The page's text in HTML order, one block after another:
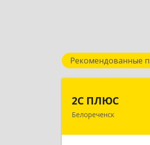
Рекомендованные
2С ПЛЮС
Белореченск352630,